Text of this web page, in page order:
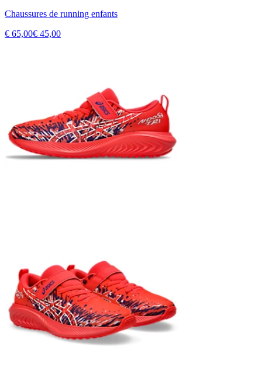
Chaussures de running enfants
€ 65,00€ 45,00